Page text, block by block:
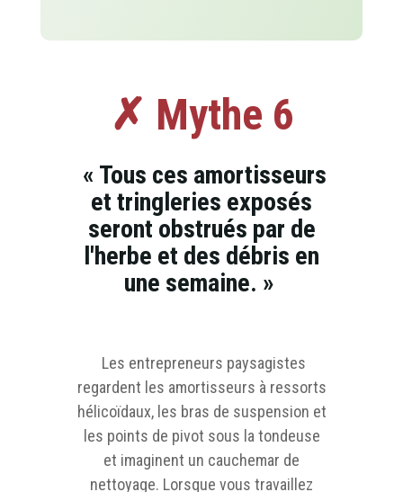
✗ Mythe 6
« Tous ces amortisseurs
et tringleries exposés
seront obstrués par de
l'herbe et des débris en
une semaine. »
Les entrepreneurs paysagistes
regardent les amortisseurs à ressorts
hélicoïdaux, les bras de suspension et
les points de pivot sous la tondeuse
et imaginent un cauchemar de
nettoyage. Lorsque vous travaillez